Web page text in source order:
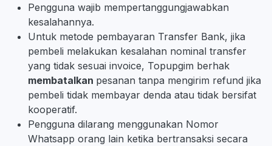
Pengguna wajib mempertanggungjawabkan
kesalahannya.
Untuk metode pembayaran Transfer Bank, jika
pembeli melakukan kesalahan nominal transfer
yang tidak sesuai invoice, Topupgim berhak
membatalkan pesanan tanpa mengirim refund jika
pembeli tidak membayar denda atau tidak bersifat
kooperatif.
Pengguna dilarang menggunakan Nomor
Whatsapp orang lain ketika bertransaksi secara